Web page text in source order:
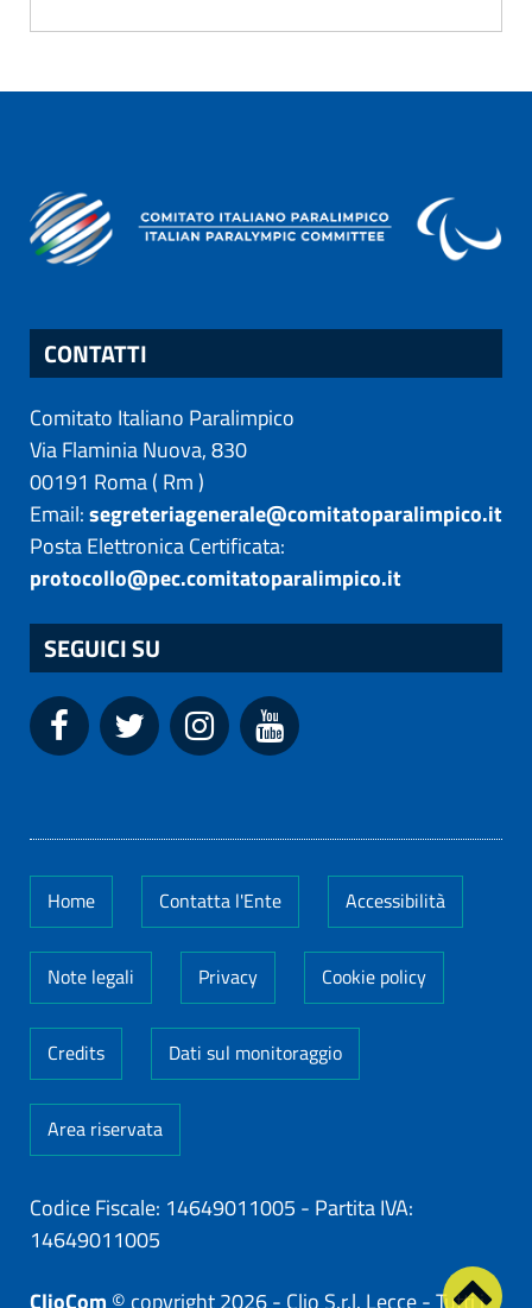
CONTATTI
Comitato Italiano Paralimpico
Via Flaminia Nuova, 830
00191 Roma( Rm)
Email:segreteriagenerale@comitatoparalimpico.it
Posta Elettronica Certificata:
protocollo@pec.comitatoparalimpico.it
SEGUICI SU
Home Contatta l'Ente Accessibilità
Note legali Privacy Cookie policy
Credits Dati sul monitoraggio
Area riservata
Codice Fiscale: 14649011005 - Partita IVA:
14649011005
ClioCom © copyright 2026 - Clio S.r.l. Lecce - Tutti i